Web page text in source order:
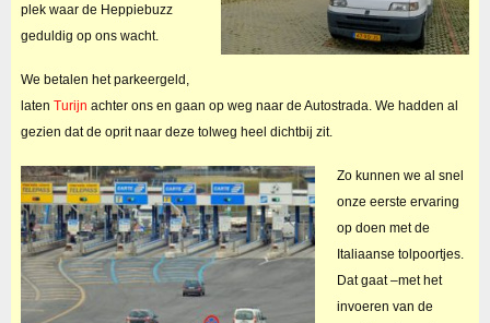
plek waar de Heppiebuzz
geduldig op ons wacht.
We betalen het parkeergeld,
laten Turijn achter ons en gaan op weg naar de Autostrada. We hadden al
gezien dat de oprit naar deze tolweg heel dichtbij zit.
Zo kunnen we al snel
onze eerste ervaring
op doen met de
Italiaanse tolpoortjes.
Dat gaat –met het
invoeren van de